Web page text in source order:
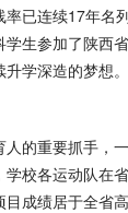
已连续17年名
生参加了陕西
学深造的梦想。
的重要抓手，
校各运动队在
成绩居于全省